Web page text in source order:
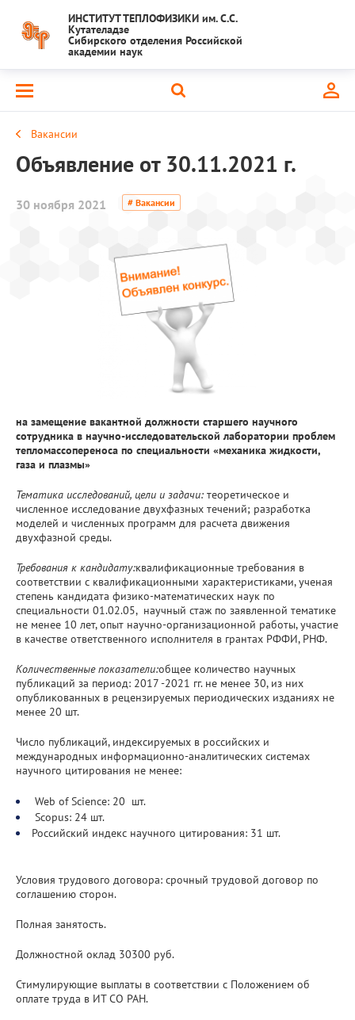
ИНСТИТУТ ТЕПЛОФИЗИКИ им. С.С.
Кутателадзе
Сибирского отделения Российской
академии наук
Вакансии
Объявление от 30.11.2021 г.
30 ноября 2021 # Вакансии
на замещение вакантной должности старшего научного
сотрудника в научно-исследовательской лаборатории проблем
тепломассопереноса по специальности «механика жидкости,
газа и плазмы»
Тематика исследований, цели и задачи: теоретическое и
численное исследование двухфазных течений; разработка
моделей и численных программ для расчета движения
двухфазной среды.
Требования к кандидату:квалификационные требования в
соответствии с квалификационными характеристиками, ученая
степень кандидата физико-математических наук по
специальности 01.02.05, научный стаж по заявленной тематике
не менее 10 лет, опыт научно-организационной работы, участие
в качестве ответственного исполнителя в грантах РФФИ, РНФ.
Количественные показатели:общее количество научных
публикаций за период: 2017 -2021 гг. не менее 30, из них
опубликованных в рецензируемых периодических изданиях не
менее 20 шт.
Число публикаций, индексируемых в российских и
международных информационно-аналитических системах
научного цитирования не менее:
Web of Science: 20 шт.
Scopus: 24 шт.
Российский индекс научного цитирования: 31 шт.
Условия трудового договора: срочный трудовой договор по
соглашению сторон.
Полная занятость.
Должностной оклад 30300 руб.
Стимулирующие выплаты в соответствии с Положением об
оплате труда в ИТ СО РАН.